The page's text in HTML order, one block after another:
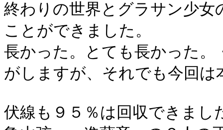
終わりの世界とグラサン少
ことができました。
長かった。とても長かった
がしますが、それでも今回は
伏線も９５％は回収できまし